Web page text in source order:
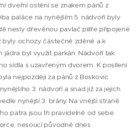
dveřní ostění se znakem pánů z
paláce na nynějším 5. nádvoří byly
nesly dřevěnou pavlač pilíře připojené
byly ochozy částečně zděné a k
byl využit parkán. Nádvoří tak
sídla s uzavřeným dvorem. K posílení
nejpozději za pánů z Boskovic
3. nádvoří a snad již za jejich
nynější 3. brány. Na vnější straně
patra jsou tři pravidelně od sebe
nesoucí původně dnes